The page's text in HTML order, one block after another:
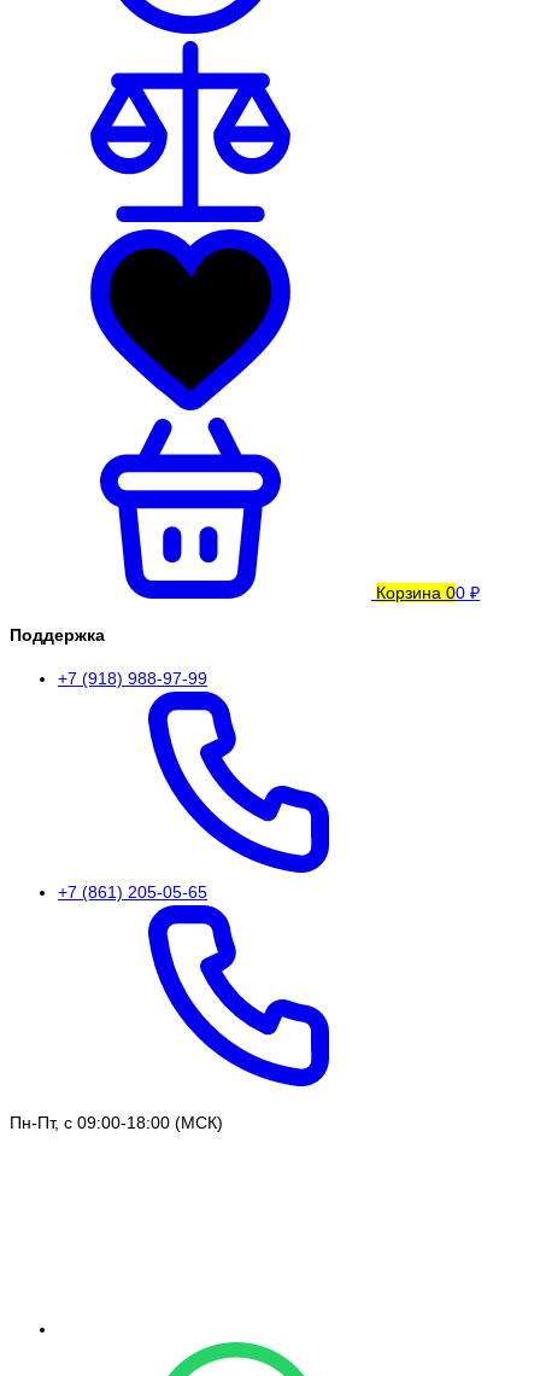
Корзина 00 ₽
Поддержка
+7 (918) 988-97-99
+7 (861) 205-05-65
Пн-Пт, с 09:00-18:00 (МСК)